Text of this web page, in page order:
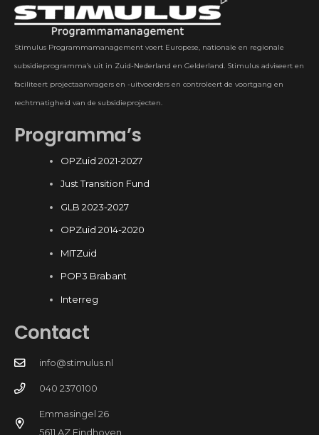
Stimulus Programmamanagement voert Europese, nationale en regionale
subsidieprogramma’s uit in Zuid-Nederland en Gelderland. Stimulus adviseert en
faciliteert projectaanvragers en -uitvoerders en controleert de voortgang en
rechtmatigheid van de subsidieprojecten.
Programma’s
OPZuid 2021-2027
Just Transition Fund
GLB 2023-2027
OPZuid 2014-2020
MITZuid
POP3 Brabant
Interreg
Contact
info@stimulus.nl
040 2370100
Emmasingel 26
5611 AZ Eindhoven